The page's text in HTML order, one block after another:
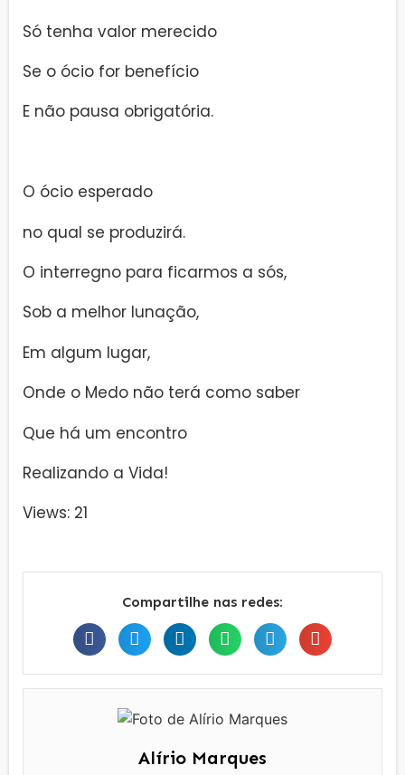
Só tenha valor merecido
Se o ócio for benefício
E não pausa obrigatória.
O ócio esperado
no qual se produzirá.
O interregno para ficarmos a sós,
Sob a melhor lunação,
Em algum lugar,
Onde o Medo não terá como saber
Que há um encontro
Realizando a Vida!
Views: 21
Compartilhe nas redes:
Alírio Marques